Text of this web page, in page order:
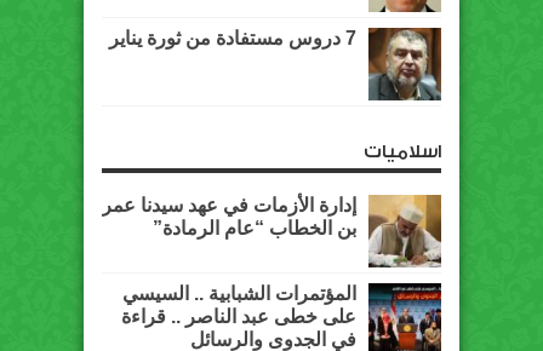
7 دروس مستفادة من ثورة يناير
اسلاميات
إدارة الأزمات في عهد سيدنا عمر
بن الخطاب “عام الرمادة”
المؤتمرات الشبابية .. السيسي
على خطى عبد الناصر .. قراءة
في الجدوى والرسائل